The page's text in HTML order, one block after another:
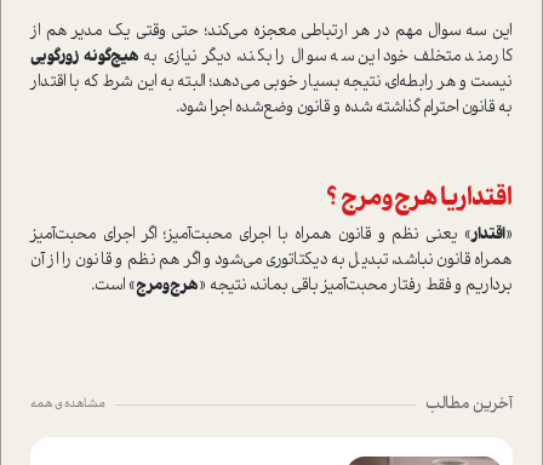
اين سه سوال مهم در هر ارتباطي معجزه مي‌كند؛ حتي وقتي يك مدير هم از
كارمند متخلف خود اين سه سوال را بكند، ديگر نيازي به هيچ‌گونه زورگويي
نيست و هر رابطه‌اي، نتيجه بسيار خوبي مي‌دهد؛ البته به اين شرط كه با اقتدار
به قانون احترام گذاشته شده و قانون وضع‌شده اجرا شود.
اقتداريا هرج‌و‌مرج ؟
«اقتدار» يعني نظم و قانون همراه با اجراي محبت‌آميز؛ اگر اجراي محبت‌آميز
همراه قانون نباشد، تبديل به ديكتاتوري مي‌شود و اگر هم نظم و قانون را از آن
برداريم و فقط رفتار محبت‌آميز باقي بماند، نتیجه «هرج‌و‌مرج» است.
آخرین مطالب مشاهده ی همه